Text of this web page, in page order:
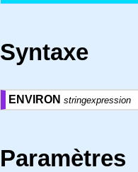
Syntaxe
ENVIRON stringexpression
Paramètres